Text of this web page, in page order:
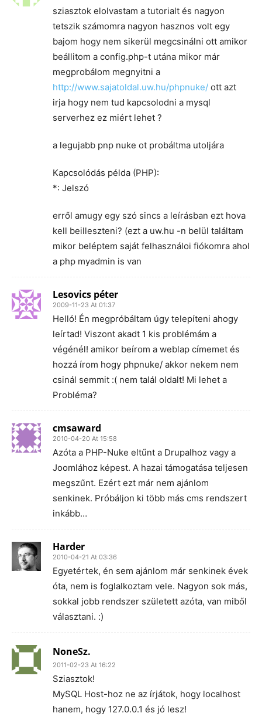
sziasztok elolvastam a tutorialt és nagyon
tetszik számomra nagyon hasznos volt egy
bajom hogy nem sikerül megcsinálni ott amikor
beállitom a config.php-t utána mikor már
megprobálom megnyitni a
http://www.sajatoldal.uw.hu/phpnuke/ ott azt
irja hogy nem tud kapcsolodni a mysql
serverhez ez miért lehet ?
a legujabb pnp nuke ot probáltma utoljára
Kapcsolódás példa (PHP):
*: Jelszó
erről amugy egy szó sincs a leírásban ezt hova
kell beilleszteni? (ezt a uw.hu -n belül találtam
mikor beléptem saját felhasználoi fiókomra ahol
a php myadmin is van
Lesovics péter
2009-11-23 At 01:37
Helló! Én megpróbáltam úgy telepíteni ahogy
leírtad! Viszont akadt 1 kis problémám a
végénél! amikor beírom a weblap címemet és
hozzá írom hogy phpnuke/ akkor nekem nem
csinál semmit :( nem talál oldalt! Mi lehet a
Probléma?
cmsaward
2010-04-20 At 15:58
Azóta a PHP-Nuke eltűnt a Drupalhoz vagy a
Joomlához képest. A hazai támogatása teljesen
megszűnt. Ezért ezt már nem ajánlom
senkinek. Próbáljon ki több más cms rendszert
inkább…
Harder
2010-04-21 At 03:36
Egyetértek, én sem ajánlom már senkinek évek
óta, nem is foglalkoztam vele. Nagyon sok más,
sokkal jobb rendszer született azóta, van miből
választani. :)
NoneSz.
2011-02-23 At 16:22
Sziasztok!
MySQL Host-hoz ne az írjátok, hogy localhost
hanem, hogy 127.0.0.1 és jó lesz!